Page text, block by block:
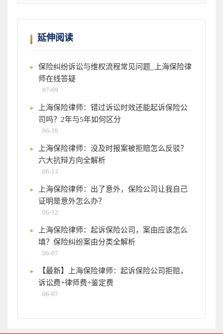
延伸阅读
保险纠纷诉讼与维权流程常见问题_上海保险律
师在线答疑
07-09
上海保险律师：错过诉讼时效还能起诉保险公
司吗？2年与5年如何区分
06-16
上海保险律师：没及时报案被拒赔怎么反驳？
六大抗辩方向全解析
06-13
上海保险律师：出了意外，保险公司让我自己
证明是意外怎么办？
06-12
上海保险律师：起诉保险公司，案由应该怎么
填？保险纠纷案由分类全解析
06-07
【最新】上海保险律师：起诉保险公司拒赔，
诉讼费+律师费+鉴定费
06-07